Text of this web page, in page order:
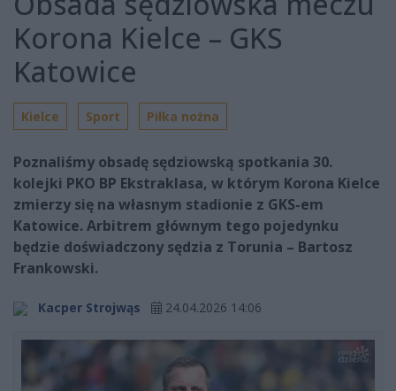
Korona Kielce – GKS
Katowice
Kielce Sport Piłka nożna
Poznaliśmy obsadę sędziowską spotkania 30.
kolejki PKO BP Ekstraklasa, w którym Korona Kielce
zmierzy się na własnym stadionie z GKS-em
Katowice. Arbitrem głównym tego pojedynku
będzie doświadczony sędzia z Torunia – Bartosz
Frankowski.
Kacper Strojwąs 24.04.2026 14:06